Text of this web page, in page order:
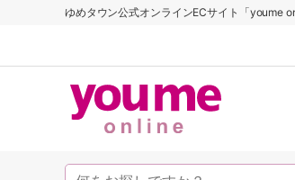
ゆめタウン公式オンラインECサイト「youme